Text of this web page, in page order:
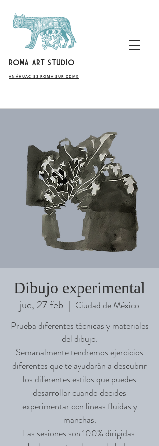
ROMA ART STUDIO
​ANÁHUAC 83 ROMA SUR CDMX
Dibujo experimental
jue, 27 feb
  |
Ciudad de México
Prueba diferentes técnicas y materiales
del dibujo.
Semanalmente tendremos ejercicios
diferentes que te ayudarán a descubrir
los diferentes estilos que puedes
desarrollar cuando decides
experimentar con lineas fluidas y
manchas.
Las sesiones son 100% dirigidas.